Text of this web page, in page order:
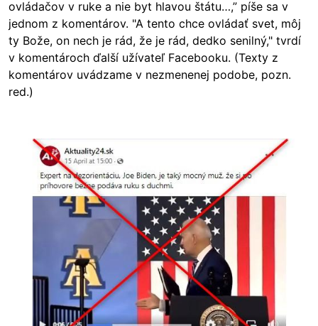
ovládačov v ruke a nie byt hlavou štátu…,” píše sa v
jednom z komentárov. "A tento chce ovládať svet, môj
ty Bože, on nech je rád, že je rád, dedko senilný," tvrdí
v komentároch ďalší užívateľ Facebooku. (Texty z
komentárov uvádzame v nezmenenej podobe, pozn.
red.)
Image